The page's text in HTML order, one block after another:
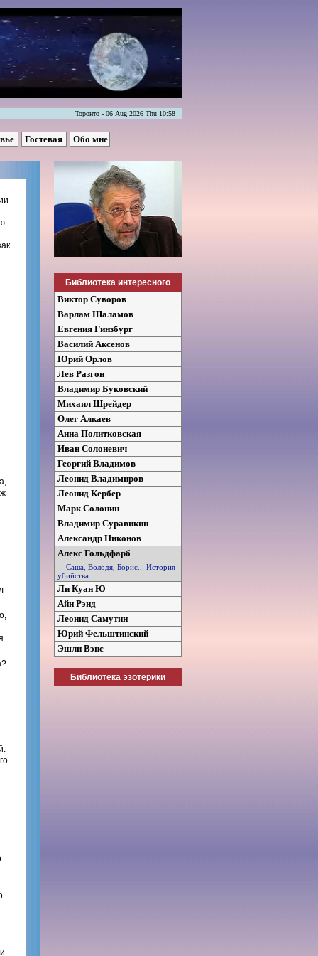
Торонто - 06 Aug 2026 Thu 10:58
Гостевая Обо мне
Библиотека интересного
Виктор Суворов
Варлам Шаламов
Евгения Гинзбург
Василий Аксенов
Юрий Орлов
Лев Разгон
Владимир Буковский
Михаил Шрейдер
Олег Алкаев
Анна Политковская
Иван Солоневич
Георгий Владимов
Леонид Владимиров
Леонид Кербер
Марк Солонин
Владимир Суравикин
Александр Никонов
Алекс Гольдфарб
Саша, Володя, Борис... История
убийства
Ли Куан Ю
Айн Рэнд
Леонид Самутин
Юрий Фельштинский
Эшли Вэнс
Библиотека эзотерики